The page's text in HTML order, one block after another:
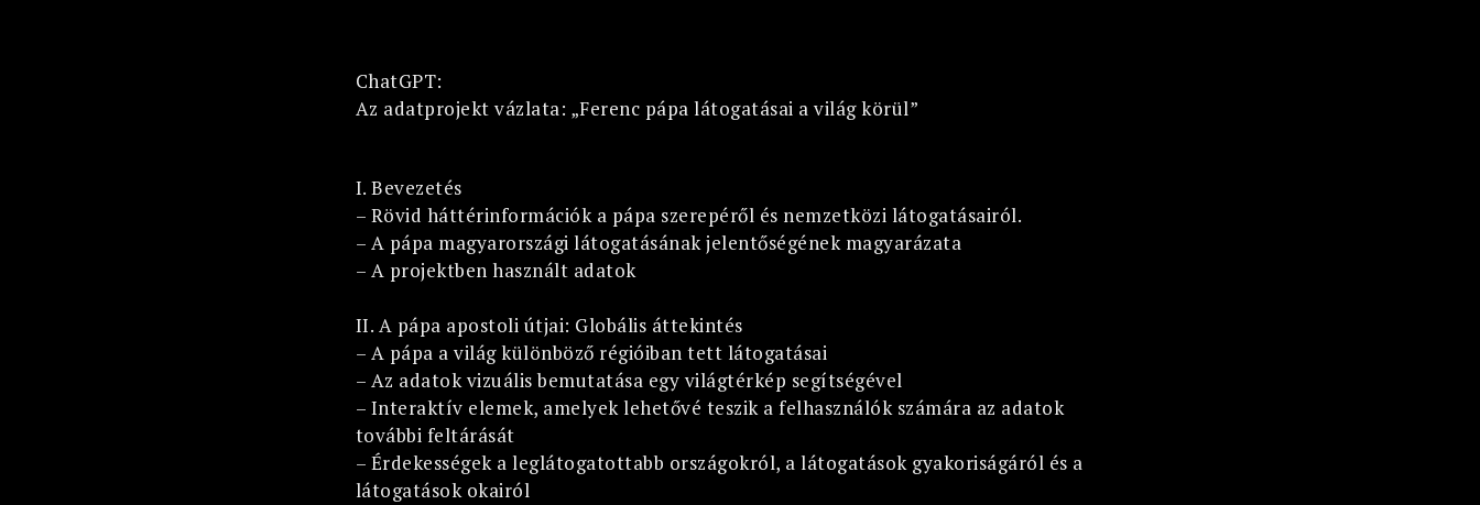
ChatGPT:
Az adatprojekt vázlata: „Ferenc pápa látogatásai a világ körül”
I. Bevezetés
– Rövid háttérinformációk a pápa szerepéről és nemzetközi látogatásairól.
– A pápa magyarországi látogatásának jelentőségének magyarázata
– A projektben használt adatok
II. A pápa apostoli útjai: Globális áttekintés
– A pápa a világ különböző régióiban tett látogatásai
– Az adatok vizuális bemutatása egy világtérkép segítségével
– Interaktív elemek, amelyek lehetővé teszik a felhasználók számára az adatok
további feltárását
– Érdekességek a leglátogatottabb országokról, a látogatások gyakoriságáról és a
látogatások okairól